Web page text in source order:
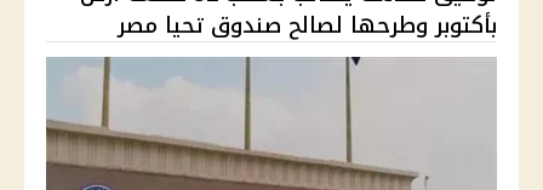
بأكتوبر وطرحها لصالح صندوق تحيا مصر